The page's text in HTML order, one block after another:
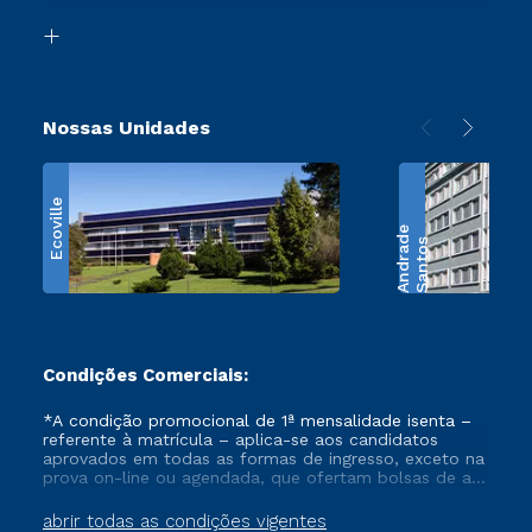
Retorne ao Curso
Nossas Unidades
Ecoville
S
a
n
t
o
s
A
n
d
r
a
d
e
Condições Comerciais:
abrir todas as condições vigentes
*A condição promocional de 1ª mensalidade isenta –
referente à matrícula – aplica-se aos candidatos
aprovados em todas as formas de ingresso, exceto na
prova on-line ou agendada, que ofertam bolsas de até
vigente, que ainda não tenham efetivado e/ou não